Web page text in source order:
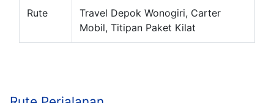
Rute
Travel Depok Wonogiri, Carter
Mobil, Titipan Paket Kilat